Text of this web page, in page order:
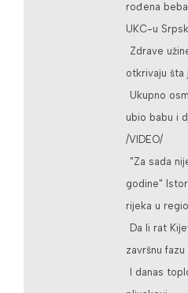
rođena
UKC-u
Zdrave
otkrivaju
Ukupno
ubio babu i
/VIDEO/
"Za sada
godine"
rijeka u
Da li rat
završnu
I danas